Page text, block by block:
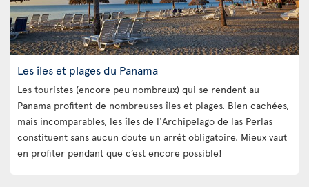
Les îles et plages du Panama
Les touristes (encore peu nombreux) qui se rendent au
Panama profitent de nombreuses îles et plages. Bien cachées,
mais incomparables, les îles de l'Archipelago de las Perlas
constituent sans aucun doute un arrêt obligatoire. Mieux vaut
en profiter pendant que c’est encore possible!